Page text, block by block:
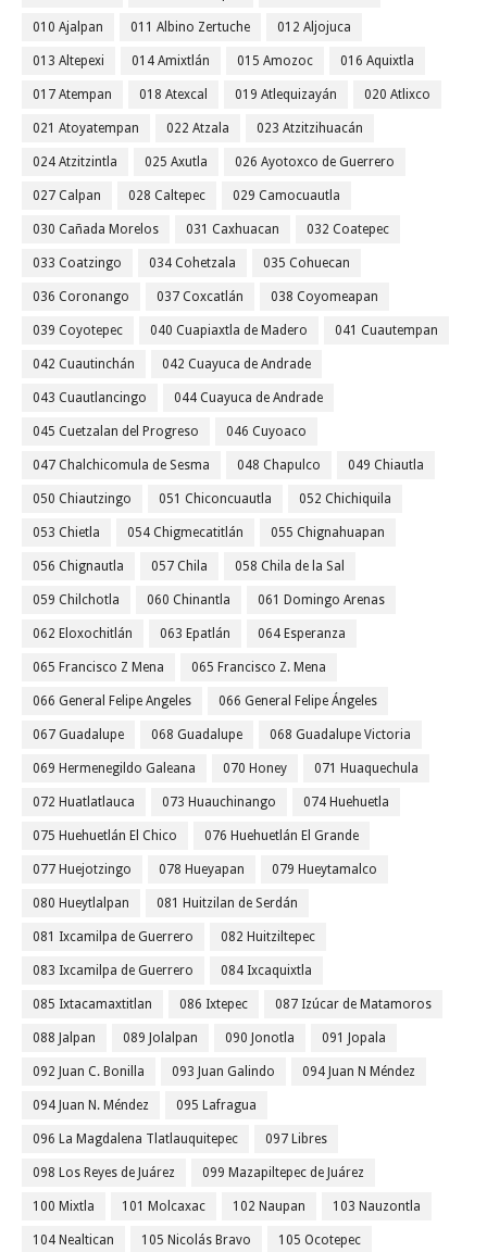
010 Ajalpan 011 Albino Zertuche 012 Aljojuca
013 Altepexi 014 Amixtlán 015 Amozoc 016 Aquixtla
017 Atempan 018 Atexcal 019 Atlequizayán 020 Atlixco
021 Atoyatempan 022 Atzala 023 Atzitzihuacán
024 Atzitzintla 025 Axutla 026 Ayotoxco de Guerrero
027 Calpan 028 Caltepec 029 Camocuautla
030 Cañada Morelos 031 Caxhuacan 032 Coatepec
033 Coatzingo 034 Cohetzala 035 Cohuecan
036 Coronango 037 Coxcatlán 038 Coyomeapan
039 Coyotepec 040 Cuapiaxtla de Madero 041 Cuautempan
042 Cuautinchán 042 Cuayuca de Andrade
043 Cuautlancingo 044 Cuayuca de Andrade
045 Cuetzalan del Progreso 046 Cuyoaco
047 Chalchicomula de Sesma 048 Chapulco 049 Chiautla
050 Chiautzingo 051 Chiconcuautla 052 Chichiquila
053 Chietla 054 Chigmecatitlán 055 Chignahuapan
056 Chignautla 057 Chila 058 Chila de la Sal
059 Chilchotla 060 Chinantla 061 Domingo Arenas
062 Eloxochitlán 063 Epatlán 064 Esperanza
065 Francisco Z Mena 065 Francisco Z. Mena
066 General Felipe Angeles 066 General Felipe Ángeles
067 Guadalupe 068 Guadalupe 068 Guadalupe Victoria
069 Hermenegildo Galeana 070 Honey 071 Huaquechula
072 Huatlatlauca 073 Huauchinango 074 Huehuetla
075 Huehuetlán El Chico 076 Huehuetlán El Grande
077 Huejotzingo 078 Hueyapan 079 Hueytamalco
080 Hueytlalpan 081 Huitzilan de Serdán
081 Ixcamilpa de Guerrero 082 Huitziltepec
083 Ixcamilpa de Guerrero 084 Ixcaquixtla
085 Ixtacamaxtitlan 086 Ixtepec 087 Izúcar de Matamoros
088 Jalpan 089 Jolalpan 090 Jonotla 091 Jopala
092 Juan C. Bonilla 093 Juan Galindo 094 Juan N Méndez
094 Juan N. Méndez 095 Lafragua
096 La Magdalena Tlatlauquitepec 097 Libres
098 Los Reyes de Juárez 099 Mazapiltepec de Juárez
100 Mixtla 101 Molcaxac 102 Naupan 103 Nauzontla
104 Nealtican 105 Nicolás Bravo 105 Ocotepec